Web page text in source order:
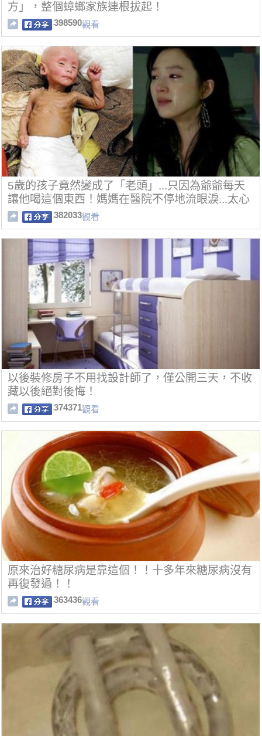
方」，整個蟑螂家族連根拔起！
398590觀看
5歲的孩子竟然變成了「老頭」...只因為爺爺每天
讓他喝這個東西！媽媽在醫院不停地流眼淚...太心
痛了！
382033觀看
以後裝修房子不用找設計師了，僅公開三天，不收
藏以後絕對後悔！
374371觀看
原來治好糖尿病是靠這個！！十多年來糖尿病沒有
再復發過！！
363436觀看